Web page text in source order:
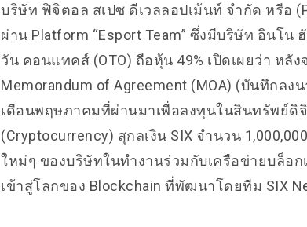
บริษัท ฟิจิตอล สเปซ ดีเวลลอปเม้นท์ จำกัด หรือ
ผ่าน Platform “Esport Team” ซึ่งมีบริษัท อินโ
วัน คอนแทคส์ (OTO) ถือหุ้น 49% เปิดเผยว่า หลั
Memorandum of Agreement (MOA) (บันทึกล
เดือนพฤษภาคมที่ผ่านมาเพื่อลงทุนในสินทรัพย์ดิ
(Cryptocurrency) สุกลเงิน SIX จำนวน
ใหม่ๆ ของบริษัทในทำงานร่วมกับเครือข่ายบล็อก
เข้าสู่โลกของ Blockchain ที่พัฒนาโดยทีม SIX